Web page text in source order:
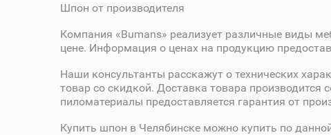
Шпон от производителя
Компания «Bumans» реализует различные виды
цене. Информация о ценах на продукцию
Наши консультанты расскажут о технических
товар со скидкой. Доставка товара
пиломатериалы предоставляется гарантия от
Купить шпон в Челябинске можно купить по